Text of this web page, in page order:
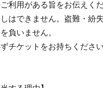
利用がある旨をお伝えくだ
はできません。盗難・紛
負いません。
チケットをお持ちください